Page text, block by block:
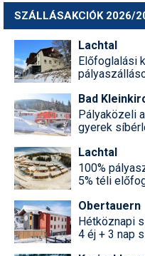
SZÁLLÁSAKCIÓK 2026/
Lachtal
Előfoglalási
Bad
Pályaközeli
gyerek
Lachtal
100%
5% téli
Obertauern
Hétköznapi
4 éj + 3 nap